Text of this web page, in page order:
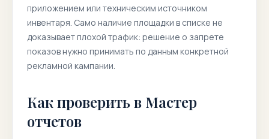
приложением или техническим источником
инвентаря. Само наличие площадки в списке не
доказывает плохой трафик: решение о запрете
показов нужно принимать по данным конкретной
рекламной кампании.
Как проверить в Мастер
отчетов